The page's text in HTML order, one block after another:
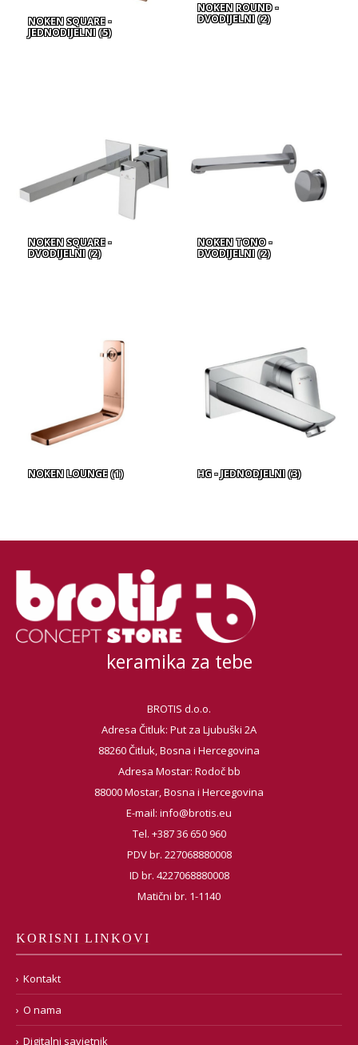
NOKEN SQUARE -
JEDNODIJELNI(5)
NOKEN ROUND -
DVODIJELNI(2)
NOKEN SQUARE -
DVODIJELNI(2)
NOKEN TONO -
DVODIJELNI(2)
NOKEN LOUNGE(1) HG - JEDNODJELNI(3)
keramika za tebe
BROTIS d.o.o.
Adresa Čitluk: Put za Ljubuški 2A
88260 Čitluk, Bosna i Hercegovina
Adresa Mostar: Rodoč bb
88000 Mostar, Bosna i Hercegovina
E-mail: info@brotis.eu
Tel. +387 36 650 960
PDV br. 227068880008
ID br. 4227068880008
Matični br. 1-1140
KORISNI LINKOVI
Kontakt
O nama
Digitalni savjetnik